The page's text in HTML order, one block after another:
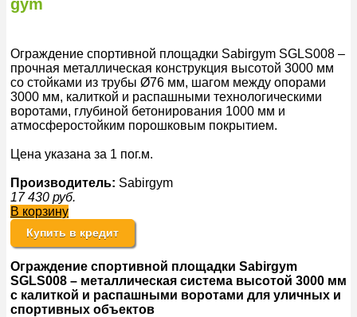
gym
Ограждение спортивной площадки Sabirgym SGLS008 –
прочная металлическая конструкция высотой 3000 мм
со стойками из трубы Ø76 мм, шагом между опорами
3000 мм, калиткой и распашными технологическими
воротами, глубиной бетонирования 1000 мм и
атмосферостойким порошковым покрытием.
Цена указана за 1 пог.м.
Производитель: Sabirgym
17 430 руб.
В корзину
Купить в кредит
Ограждение спортивной площадки Sabirgym
SGLS008 – металлическая система высотой 3000 мм
с калиткой и распашными воротами для уличных и
спортивных объектов